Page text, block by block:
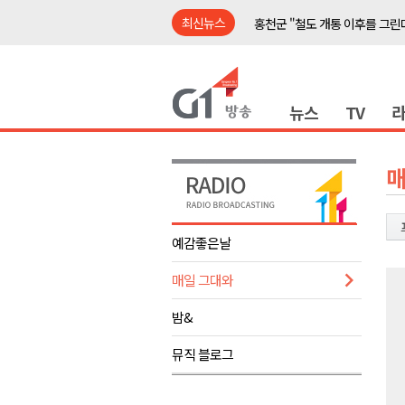
최신뉴스
홍천군 "철도 개통 이후를 그린
ITS 교통도시 강릉..콜 버스 실증
평창동계올림픽 정신 계승 합
춘천시, 오는 8일 의암호서 '드
어제 오후, 고성 대진항 어구
춘천·홍천·횡성, 첫 ‘폭염중대경
강원자치도, 공공임대주택 1만
양구군, 상반기 스포츠마케팅
뉴스 TV
예감좋은날
매일 그대와
밤&
뮤직 블로그